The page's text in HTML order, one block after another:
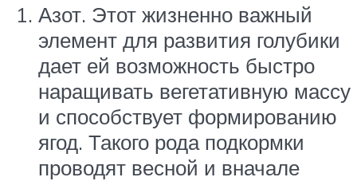
Азот. Этот жизненно важный
элемент для развития голубики
дает ей возможность быстро
наращивать вегетативную массу
и способствует формированию
ягод. Такого рода подкормки
проводят весной и вначале